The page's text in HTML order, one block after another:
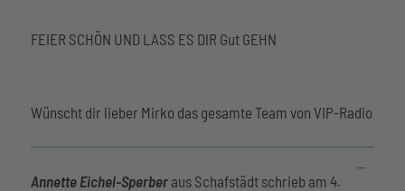
FEIER SCHÖN UND LASS ES DIR Gut GEHN
Wünscht dir lieber Mirko das gesamte Team von VIP-Radio
Annette Eichel-Sperber aus Schafstädt schrieb am 4.